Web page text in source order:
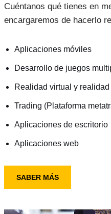
Cuéntanos qué tienes en
encargaremos de hacerlo
Aplicaciones móviles
Desarrollo de juegos
Realidad virtual y
Trading (Plataforma
Aplicaciones de escritorio
Aplicaciones web
SABER MÁS